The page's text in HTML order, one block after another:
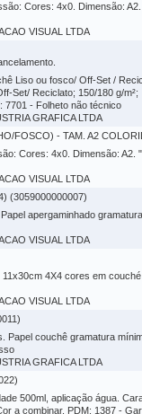
Cores: 4x0. Dimensão:
VISUAL LTDA
Liso ou fosco/ Off-Set /
Set/ Reciclato; 150/180 g/
7701 - Folheto não técnico
GRAFICA LTDA
FOSCO) - TAM. A2
Cores: 4x0. Dimensão:
VISUAL LTDA
(3059000000007)
apergaminhado
VISUAL LTDA
4X4 cores em
VISUAL LTDA
Papel couchê gramatura
GRAFICA LTDA
500ml, aplicação água.
a combinar. PDM: 1387 -